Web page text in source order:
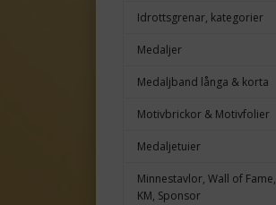
Idrottsgrenar, kategorier
Medaljer
Medaljband långa & korta
Motivbrickor & Motivfolier
Medaljetuier
Minnestavlor, Wall of Fame,
KM, Sponsor